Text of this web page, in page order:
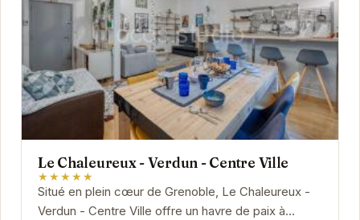
Le Chaleureux - Verdun - Centre Ville
★★★★★
Situé en plein cœur de Grenoble, Le Chaleureux -
Verdun - Centre Ville offre un havre de paix à